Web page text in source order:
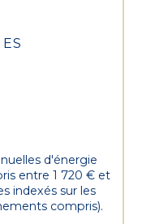
d'énergie
entre 1 720 € et
indexés sur les
compris).